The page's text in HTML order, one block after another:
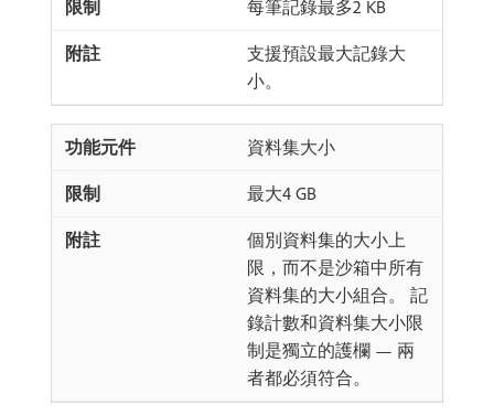
每筆記錄最多2 KB
支援預設最大記錄大
小。
資料集大小
最大4 GB
個別資料集的大小上
限，而不是沙箱中所有
資料集的大小組合。 記
錄計數和資料集大小限
制是獨立的護欄 — 兩
者都必須符合。